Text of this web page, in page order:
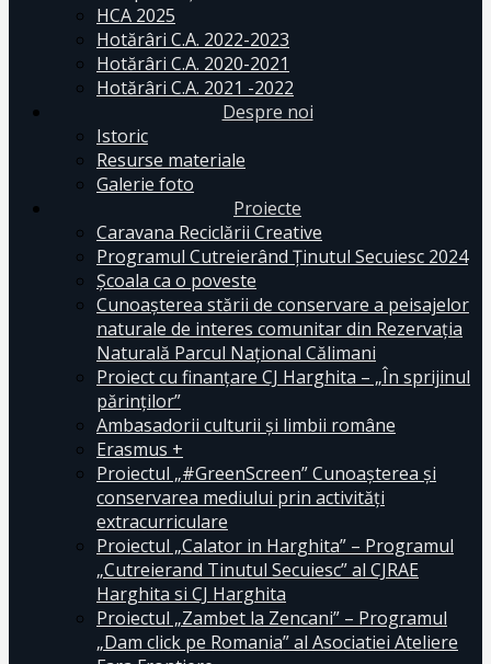
HCA 2025
Hotărâri C.A. 2022-2023
Hotărâri C.A. 2020-2021
Hotărâri C.A. 2021 -2022
Despre noi
Istoric
Resurse materiale
Galerie foto
Proiecte
Caravana Reciclării Creative
Programul Cutreierând Ținutul Secuiesc 2024
Școala ca o poveste
Cunoaşterea stării de conservare a peisajelor
naturale de interes comunitar din Rezervaţia
Naturală Parcul Naţional Călimani
Proiect cu finanţare CJ Harghita – „În sprijinul
părinţilor”
Ambasadorii culturii și limbii române
Erasmus +
Proiectul „#GreenScreen” Cunoașterea şi
conservarea mediului prin activităţi
extracurriculare
Proiectul „Calator in Harghita” – Programul
„Cutreierand Tinutul Secuiesc” al CJRAE
Harghita si CJ Harghita
Proiectul „Zambet la Zencani” – Programul
„Dam click pe Romania” al Asociatiei Ateliere